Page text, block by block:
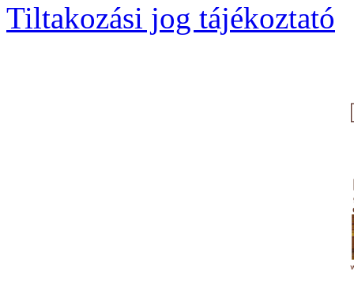
Tiltakozási jog tájékoztató